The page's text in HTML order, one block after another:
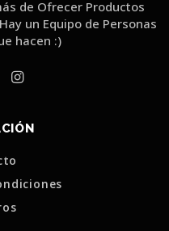
de Ofrecer Productos
un Equipo de Personas
hacen :)